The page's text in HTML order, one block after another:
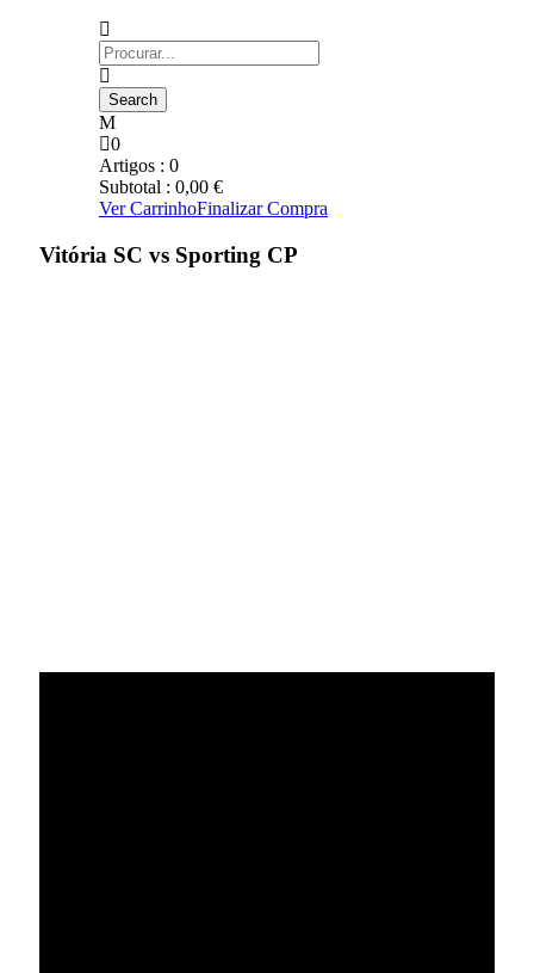
0
Artigos : 0
Subtotal : 0,00 €
Ver CarrinhoFinalizar Compra
Vitória SC vs Sporting CP